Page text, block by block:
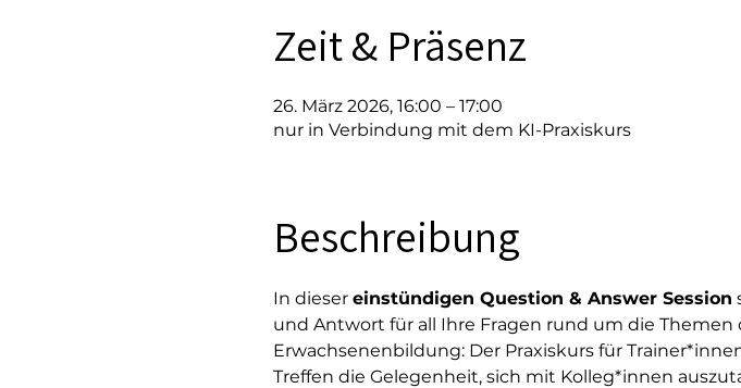
Zeit & Präsenz
26. März 2026, 16:00 – 17:00
nur in Verbindung mit dem KI-Praxiskurs
Beschreibung
In dieser einstündigen Question & Answer Session
und Antwort für all Ihre Fragen rund um die Themen
Erwachsenenbildung: Der Praxiskurs für
Treffen die Gelegenheit, sich mit Kolleg*innen